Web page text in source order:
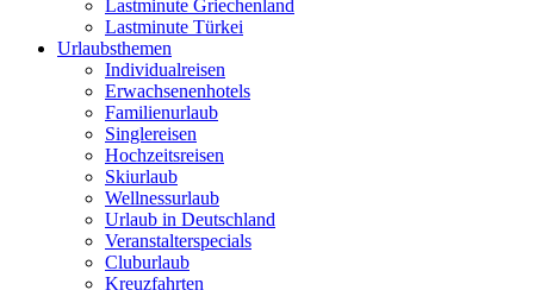
Lastminute Griechenland
Lastminute Türkei
Urlaubsthemen
Individualreisen
Erwachsenenhotels
Familienurlaub
Singlereisen
Hochzeitsreisen
Skiurlaub
Wellnessurlaub
Urlaub in Deutschland
Veranstalterspecials
Cluburlaub
Kreuzfahrten